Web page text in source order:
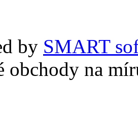
by SMART
obchody na